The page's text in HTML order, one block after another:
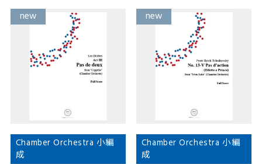
new
Chamber Orchestra 小編
成
new new
Chamber Orchestra 小編
成
new